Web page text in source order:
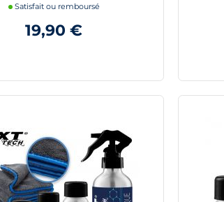
Satisfait ou remboursé
19,90 €